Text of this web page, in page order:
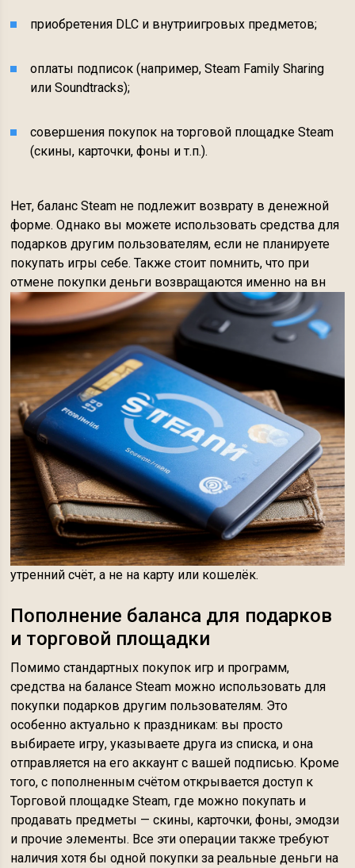
приобретения DLC и внутриигровых предметов;
оплаты подписок (например, Steam Family Sharing
или Soundtracks);
совершения покупок на торговой площадке Steam
(скины, карточки, фоны и т.п.).
Нет, баланс Steam не подлежит возврату в денежной
форме. Однако вы можете использовать средства для
подарков другим пользователям, если не планируете
покупать игры себе. Также стоит помнить, что при
отмене покупки деньги возвращаются именно на вн
утренний счёт, а не на карту или кошелёк.
Пополнение баланса для подарков
и торговой площадки
Помимо стандартных покупок игр и программ,
средства на балансе Steam можно использовать для
покупки подарков другим пользователям. Это
особенно актуально к праздникам: вы просто
выбираете игру, указываете друга из списка, и она
отправляется на его аккаунт с вашей подписью. Кроме
того, с пополненным счётом открывается доступ к
Торговой площадке Steam, где можно покупать и
продавать предметы — скины, карточки, фоны, эмодзи
и прочие элементы. Все эти операции также требуют
наличия хотя бы одной покупки за реальные деньги на